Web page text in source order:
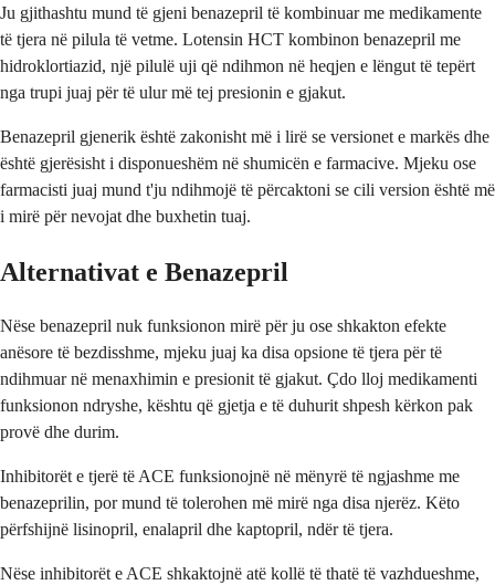
Ju gjithashtu mund të gjeni benazepril të kombinuar me medikamente
të tjera në pilula të vetme. Lotensin HCT kombinon benazepril me
hidroklortiazid, një pilulë uji që ndihmon në heqjen e lëngut të tepërt
nga trupi juaj për të ulur më tej presionin e gjakut.
Benazepril gjenerik është zakonisht më i lirë se versionet e markës dhe
është gjerësisht i disponueshëm në shumicën e farmacive. Mjeku ose
farmacisti juaj mund t'ju ndihmojë të përcaktoni se cili version është më
i mirë për nevojat dhe buxhetin tuaj.
Alternativat e Benazepril
Nëse benazepril nuk funksionon mirë për ju ose shkakton efekte
anësore të bezdisshme, mjeku juaj ka disa opsione të tjera për të
ndihmuar në menaxhimin e presionit të gjakut. Çdo lloj medikamenti
funksionon ndryshe, kështu që gjetja e të duhurit shpesh kërkon pak
provë dhe durim.
Inhibitorët e tjerë të ACE funksionojnë në mënyrë të ngjashme me
benazeprilin, por mund të tolerohen më mirë nga disa njerëz. Këto
përfshijnë lisinopril, enalapril dhe kaptopril, ndër të tjera.
Nëse inhibitorët e ACE shkaktojnë atë kollë të thatë të vazhdueshme,